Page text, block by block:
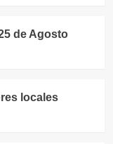
de Agosto
locales